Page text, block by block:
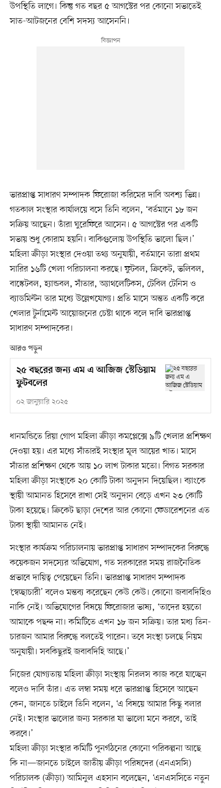
উপস্থিতি লাগে। কিন্তু গত বছর ৫ আগস্টের পর কোনো সভাতেই
সাত-আটজনের বেশি সদস্য আসেননি।
ভারপ্রাপ্ত সাধারণ সম্পাদক ফিরোজা করিমের দাবি অবশ্য ভিন্ন।
গতকাল সংস্থার কার্যালয়ে বসে তিনি বলেন, ‘বর্তমানে ১৮ জন
সক্রিয় আছেন। তাঁরা ঘুরেফিরে আসেন। ৫ আগস্টের পর একটি
সভায় শুধু কোরাম হয়নি। বাকিগুলোয় উপস্থিতি ভালো ছিল।’
মহিলা ক্রীড়া সংস্থার দেওয়া তথ্য অনুযায়ী, বর্তমানে তারা প্রথম
সারির ১৬টি খেলা পরিচালনা করছে। ফুটবল, ক্রিকেট, ভলিবল,
বাস্কেটবল, হ্যান্ডবল, সাঁতার, অ্যাথলেটিকস, টেবিল টেনিস ও
ব্যাডমিন্টন তার মধ্যে উল্লেখযোগ্য। প্রতি মাসে অন্তত একটি করে
খেলার টুর্নামেন্ট আয়োজনের চেষ্টা থাকে বলে দাবি ভারপ্রাপ্ত
সাধারণ সম্পাদকের।
আরও পড়ুন
২৫ বছরের জন্য এম এ আজিজ স্টেডিয়াম
ফুটবলের
০২ জানুয়ারি ২০২৫
ধানমন্ডিতে রিয়া গোপ মহিলা ক্রীড়া কমপ্লেক্সে ৯টি খেলার প্রশিক্ষণ
দেওয়া হয়। এর মধ্যে সাঁতারই সংস্থার মূল আয়ের খাত। মাসে
সাঁতার প্রশিক্ষণ থেকে আয় ১০ লাখ টাকার মতো। বিগত সরকার
মহিলা ক্রীড়া সংস্থাকে ২০ কোটি টাকা অনুদান দিয়েছিল। ব্যাংকে
স্থায়ী আমানত হিসেবে রাখা সেই অনুদান বেড়ে এখন ২৩ কোটি
টাকা হয়েছে। ক্রিকেট ছাড়া দেশের আর কোনো ফেডারেশনের এত
টাকা স্থায়ী আমানত নেই।
সংস্থার কার্যক্রম পরিচালনায় ভারপ্রাপ্ত সাধারণ সম্পাদকের বিরুদ্ধে
কয়েকজন সদস্যের অভিযোগ, গত সরকারের সময় রাজনৈতিক
প্রভাবে দায়িত্ব পেয়েছেন তিনি। ভারপ্রাপ্ত সাধারণ সম্পাদক
‘স্বেচ্ছাচারী’ বলেও মন্তব্য করেছেন কেউ কেউ। কোনো জবাবদিহিও
নাকি নেই। অভিযোগের বিষয়ে ফিরোজার ভাষ্য, ‘তাদের হয়তো
আমাকে পছন্দ না। কমিটিতে এখন ১৮ জন সক্রিয়। তার মধ্য তিন-
চারজন আমার বিরুদ্ধে বলতেই পারেন। তবে সংস্থা চলছে নিয়ম
অনুযায়ী। সবকিছুরই জবাবদিহি আছে।’
নিজের যোগ্যতায় মহিলা ক্রীড়া সংস্থায় নিরলস কাজ করে যাচ্ছেন
বলেও দাবি তাঁর। এত লম্বা সময় ধরে ভারপ্রাপ্ত হিসেবে আছেন
কেন, জানতে চাইলে তিনি বলেন, ‘এ বিষয়ে আমার কিছু বলার
নেই। সংস্থার ভালোর জন্য সরকার যা ভালো মনে করবে, তাই
করবে।’
মহিলা ক্রীড়া সংস্থার কমিটি পুনর্গঠনের কোনো পরিকল্পনা আছে
কি না—জানতে চাইলে জাতীয় ক্রীড়া পরিষদের (এনএসসি)
পরিচালক (ক্রীড়া) আমিনুল এহসান বলেছেন, ‘এনএসসিতে নতুন